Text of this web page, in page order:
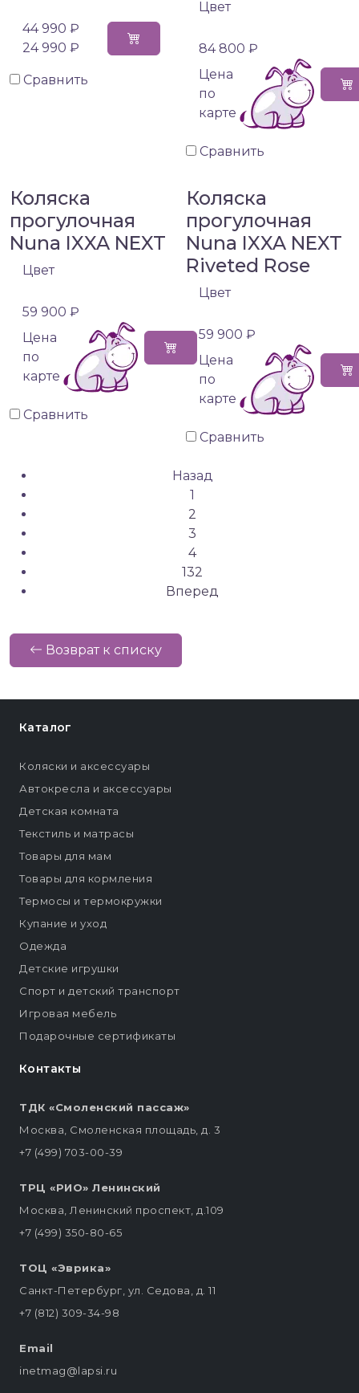
44 990 ₽
24 990 ₽
Сравнить
Цвет
84 800 ₽
Цена
по
карте
Сравнить
Коляска
прогулочная
Nuna IXXA NEXT
Цвет
59 900 ₽
Цена
по
карте
Сравнить
Коляска
прогулочная
Nuna IXXA NEXT
Riveted Rose
Цвет
59 900 ₽
Цена
по
карте
Сравнить
Назад
1
2
3
4
132
Вперед
Возврат к списку
Контакты
ТДК «Смоленский пассаж»
Москва, Смоленская площадь, д. 3
+7 (499) 703-00-39
ТРЦ «РИО» Ленинский
Москва, Ленинский проспект, д.109
+7 (499) 350-80-65
ТОЦ «Эврика»
Санкт-Петербург, ул. Седова, д. 11
+7 (812) 309-34-98
Email
inetmag@lapsi.ru
Каталог
Коляски и аксессуары
Автокресла и аксессуары
Детская комната
Текстиль и матрасы
Товары для мам
Товары для кормления
Термосы и термокружки
Купание и уход
Одежда
Детские игрушки
Спорт и детский транспорт
Игровая мебель
Подарочные сертификаты